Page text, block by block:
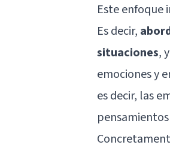
Este enfoque
Es decir,
situaciones,
emociones y
es decir, las